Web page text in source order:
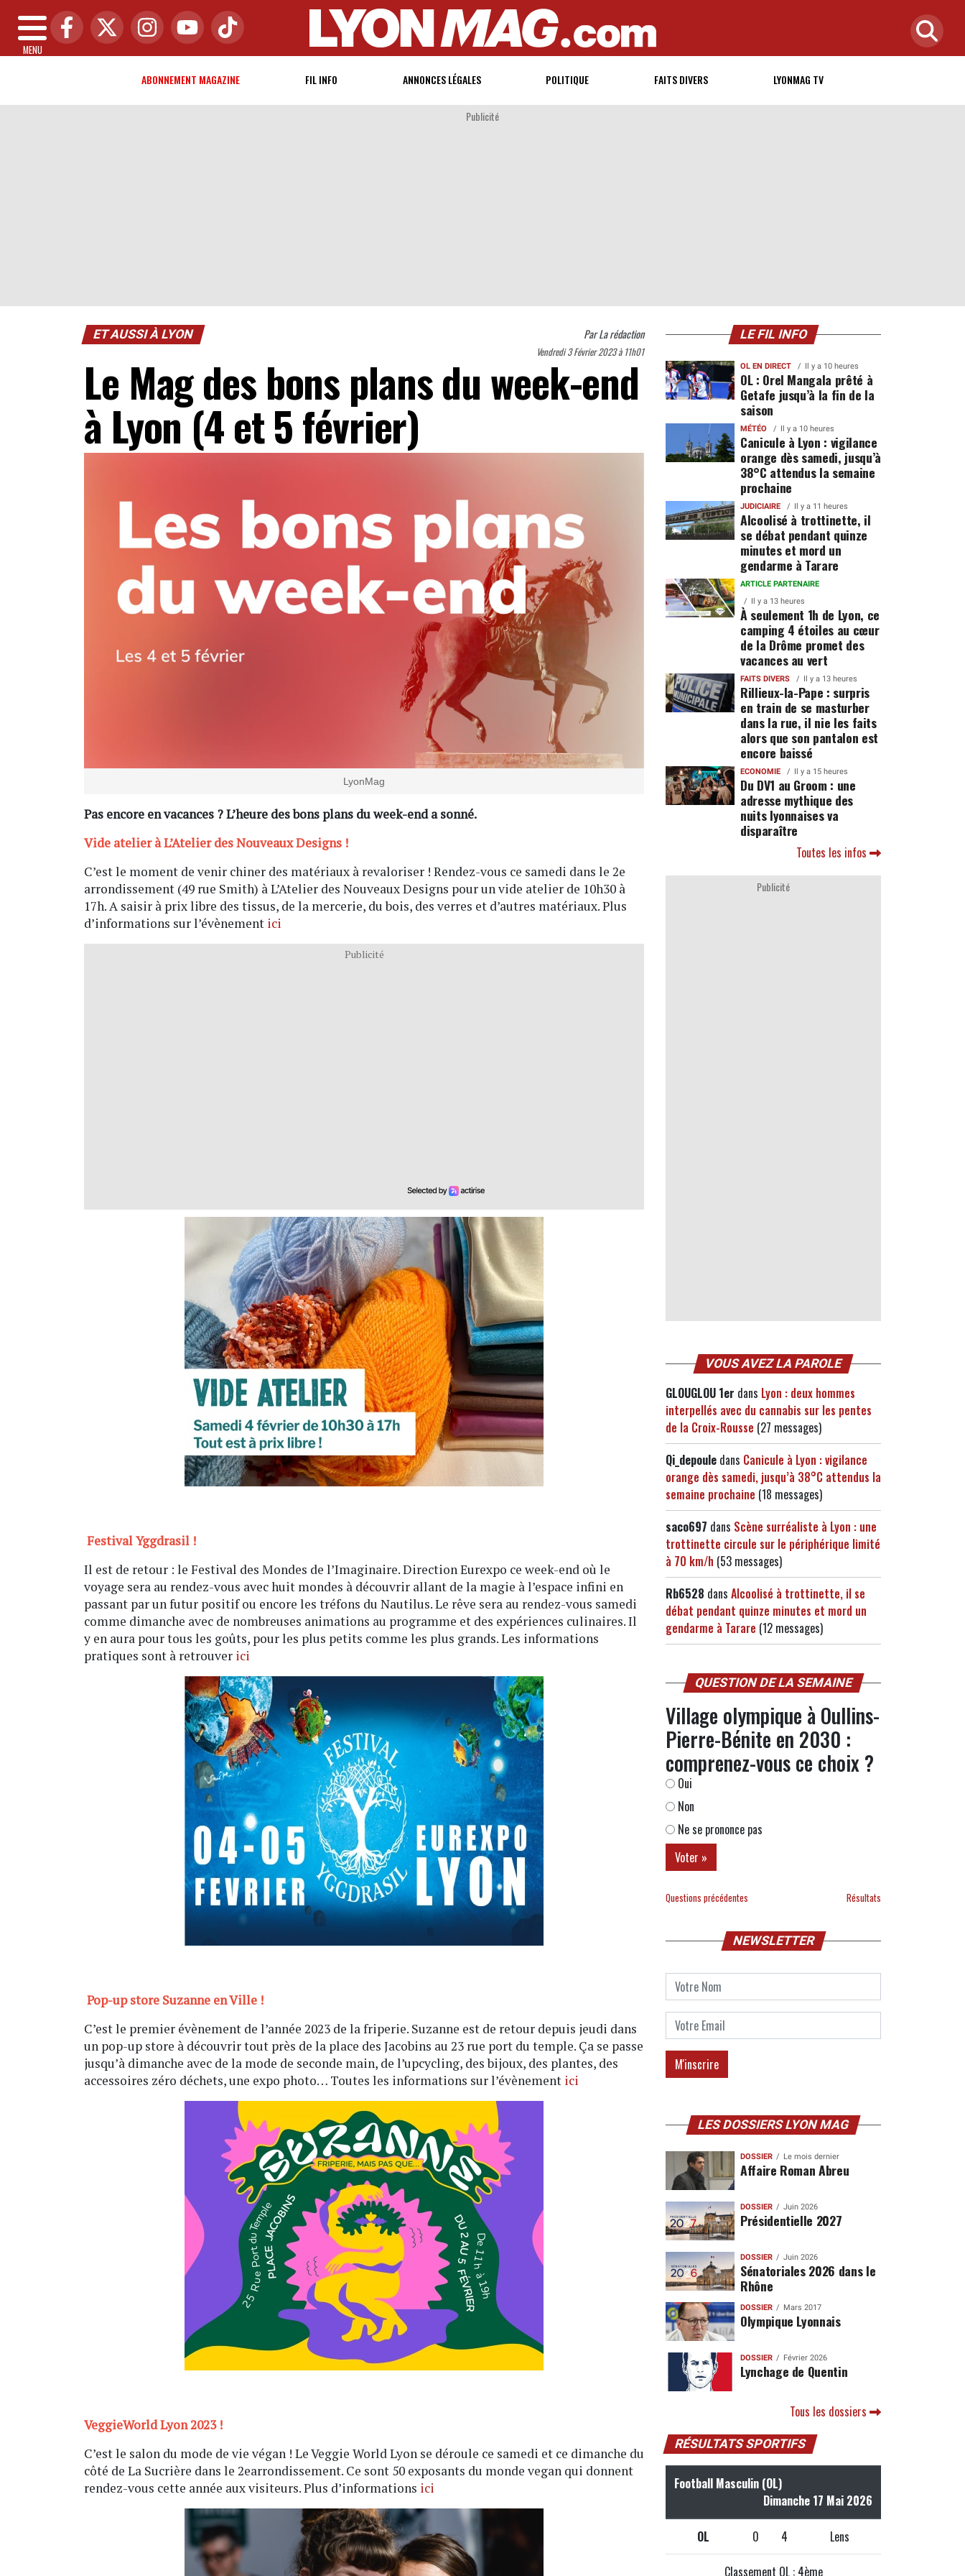
MENU
ABONNEMENT MAGAZINE FIL INFO ANNONCES LÉGALES POLITIQUE FAITS DIVERS LYONMAG TV
Publicité
ET AUSSI À LYON ParLa rédaction
Vendredi 3 Février 2023 à 11h01
Le Mag des bons plans du week-end
à Lyon (4 et 5 février)
LyonMag
Pas encore en vacances ? L’heure des bons plans du week-end a sonné.
Vide atelier à L’Atelier des Nouveaux Designs !
C’est le moment de venir chiner des matériaux à revaloriser ! Rendez-vous ce samedi dans le 2e
arrondissement (49 rue Smith) à L’Atelier des Nouveaux Designs pour un vide atelier de 10h30 à
17h. A saisir à prix libre des tissus, de la mercerie, du bois, des verres et d’autres matériaux. Plus
d’informations sur l’évènement ici
Publicité
Festival Yggdrasil !
Il est de retour : le Festival des Mondes de l’Imaginaire. Direction Eurexpo ce week-end où le
voyage sera au rendez-vous avec huit mondes à découvrir allant de la magie à l’espace infini en
passant par un futur positif ou encore les tréfons du Nautilus. Le rêve sera au rendez-vous samedi
comme dimanche avec de nombreuses animations au programme et des expériences culinaires. Il
y en aura pour tous les goûts, pour les plus petits comme les plus grands. Les informations
pratiques sont à retrouver ici
Pop-up store Suzanne en Ville !
C’est le premier évènement de l’année 2023 de la friperie. Suzanne est de retour depuis jeudi dans
un pop-up store à découvrir tout près de la place des Jacobins au 23 rue port du temple. Ça se passe
jusqu’à dimanche avec de la mode de seconde main, de l’upcycling, des bijoux, des plantes, des
accessoires zéro déchets, une expo photo… Toutes les informations sur l’évènement ici
VeggieWorld Lyon 2023 !
C’est le salon du mode de vie végan ! Le Veggie World Lyon se déroule ce samedi et ce dimanche du
côté de La Sucrière dans le 2earrondissement. Ce sont 50 exposants du monde vegan qui donnent
rendez-vous cette année aux visiteurs. Plus d’informations ici
LE FIL INFO
OL EN DIRECT Il y a 10 heures
OL : Orel Mangala prêté à
Getafe jusqu’à la fin de la
saison
MÉTÉO Il y a 10 heures
Canicule à Lyon : vigilance
orange dès samedi, jusqu’à
38°C attendus la semaine
prochaine
JUDICIAIRE Il y a 11 heures
Alcoolisé à trottinette, il
se débat pendant quinze
minutes et mord un
gendarme à Tarare
ARTICLE PARTENAIRE
Il y a 13 heures
À seulement 1h de Lyon, ce
camping 4 étoiles au cœur
de la Drôme promet des
vacances au vert
FAITS DIVERS Il y a 13 heures
Rillieux-la-Pape : surpris
en train de se masturber
dans la rue, il nie les faits
alors que son pantalon est
encore baissé
ECONOMIE Il y a 15 heures
Du DV1 au Groom : une
adresse mythique des
nuits lyonnaises va
disparaître
Toutes les infos
Publicité
VOUS AVEZ LA PAROLE
GLOUGLOU 1er dans Lyon : deux hommes
interpellés avec du cannabis sur les pentes
de la Croix-Rousse (27 messages)
Qi_depoule dans Canicule à Lyon : vigilance
orange dès samedi, jusqu’à 38°C attendus la
semaine prochaine (18 messages)
saco697 dans Scène surréaliste à Lyon : une
trottinette circule sur le périphérique limité
à 70 km/h (53 messages)
Rb6528 dans Alcoolisé à trottinette, il se
débat pendant quinze minutes et mord un
gendarme à Tarare (12 messages)
QUESTION DE LA SEMAINE
Village olympique à Oullins-
Pierre-Bénite en 2030 :
comprenez-vous ce choix ?
Oui
Non
Ne se prononce pas
Questions précédentes Résultats
NEWSLETTER
LES DOSSIERS LYON MAG
DOSSIER Le mois dernier
Affaire Roman Abreu
DOSSIER Juin 2026
Présidentielle 2027
DOSSIER Juin 2026
Sénatoriales 2026 dans le
Rhône
DOSSIER Mars 2017
Olympique Lyonnais
DOSSIER Février 2026
Lynchage de Quentin
Tous les dossiers
RÉSULTATS SPORTIFS
Football Masculin (OL)
Dimanche 17 Mai 2026
OL 0 4 Lens
Classement OL : 4ème